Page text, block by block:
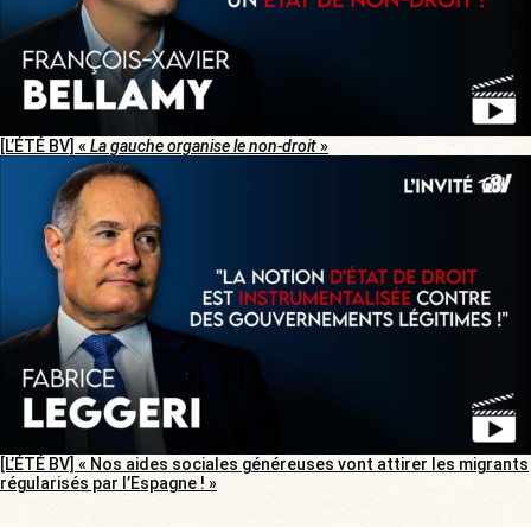
[L’ÉTÉ BV] « La gauche organise le non-droit»
[L’ÉTÉ BV] « Nos aides sociales généreuses vont attirer les migrants
régularisés par l’Espagne ! »